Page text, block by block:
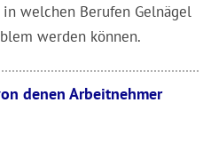
welchen Berufen Gelnägel
werden können.
denen Arbeitnehmer